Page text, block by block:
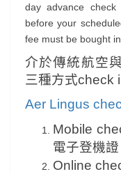
day advance
before your
fee must be bought
介於傳統航空
三種方式check
Aer Lingus
Mobile
電子登機證
Online